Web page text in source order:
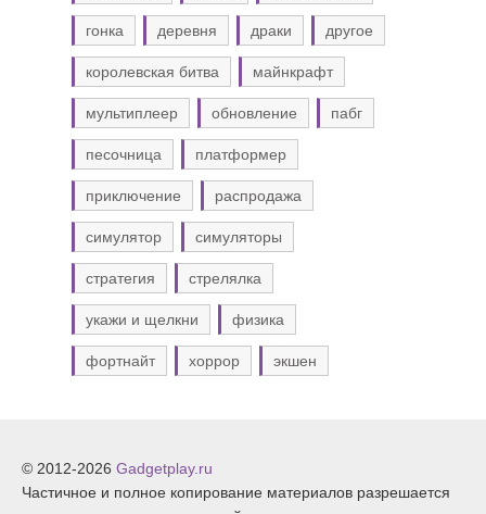
гонка деревня драки другое
королевская битва майнкрафт
мультиплеер обновление пабг
песочница платформер
приключение распродажа
симулятор симуляторы
стратегия стрелялка
укажи и щелкни физика
фортнайт хоррор экшен
© 2012-2026 Gadgetplay.ru
Частичное и полное копирование материалов разрешается